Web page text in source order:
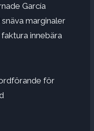
García
marginaler
innebära
för